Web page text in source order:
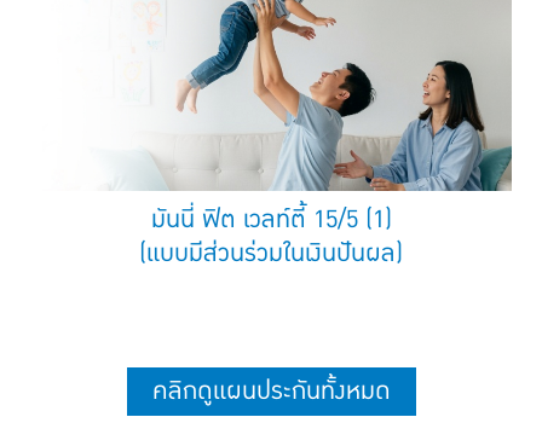
มันนี่ ฟิต เวลท์ตี้ 15/5 (1)
(แบบมีส่วนร่วมในเงินปันผล)
คลิกดูแผนประกันทั้งหมด